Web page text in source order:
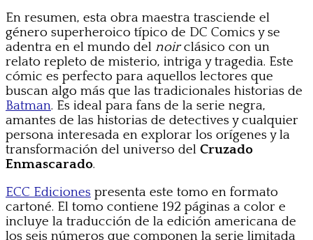
En resumen, esta obra maestra trasciende el
género superheroico típico de DC Comics y se
adentra en el mundo del noirclásico con un
relato repleto de misterio, intriga y tragedia. Este
cómic es perfecto para aquellos lectores que
buscan algo más que las tradicionales historias de
Batman. Es ideal para fans de la serie negra,
amantes de las historias de detectives y cualquier
persona interesada en explorar los orígenes y la
transformación del universo del Cruzado
Enmascarado.
ECC Ediciones presenta este tomo en formato
cartoné. El tomo contiene 192 páginas a color e
incluye la traducción de la edición americana de
los seis números que componen la serie limitada